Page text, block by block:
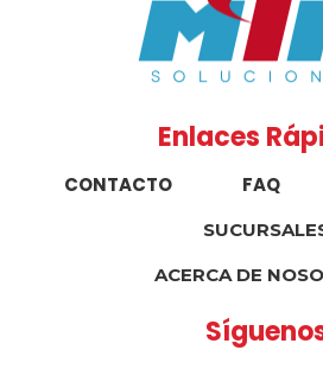
Enlaces
CONTACTO FAQ
ACERCA DE